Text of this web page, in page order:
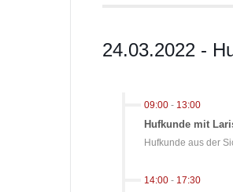
24.03.2022 -
09:00 - 13:00
Hufkunde mit
Hufkunde aus der
14:00 - 17:30